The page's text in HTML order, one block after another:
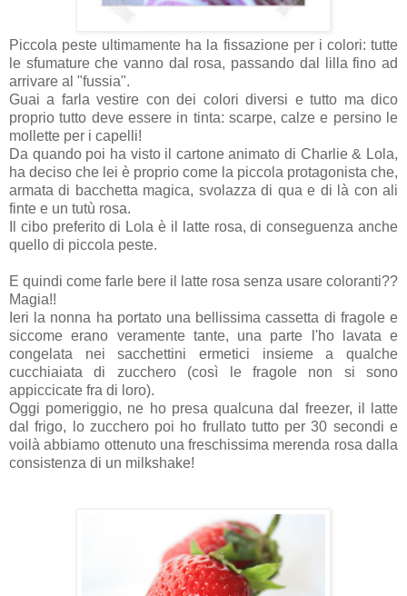
Piccola peste ultimamente ha la fissazione per i colori: tutte
le sfumature che vanno dal rosa, passando dal lilla fino ad
arrivare al "fussia".
Guai a farla vestire con dei colori diversi e tutto ma dico
proprio tutto deve essere in tinta: scarpe, calze e persino le
mollette per i capelli!
Da quando poi ha visto il cartone animato di Charlie & Lola,
ha deciso che lei è proprio come la piccola protagonista che,
armata di bacchetta magica, svolazza di qua e di là con ali
finte e un tutù rosa.
Il cibo preferito di Lola è il latte rosa, di conseguenza anche
quello di piccola peste.
E quindi come farle bere il latte rosa senza usare coloranti??
Magia!!
Ieri la nonna ha portato una bellissima cassetta di fragole e
siccome erano veramente tante, una parte l'ho lavata e
congelata nei sacchettini ermetici insieme a qualche
cucchiaiata di zucchero (così le fragole non si sono
appiccicate fra di loro).
Oggi pomeriggio, ne ho presa qualcuna dal freezer, il latte
dal frigo, lo zucchero poi ho frullato tutto per 30 secondi e
voilà abbiamo ottenuto una freschissima merenda rosa dalla
consistenza di un milkshake!